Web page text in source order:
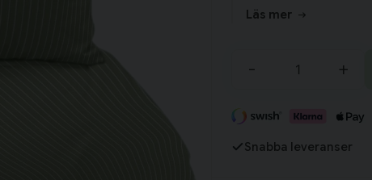
ett simpelt bäddset.
samtidigt som man får
Läs mer
- +
Snabba leveranser
Har du alla tillbehör?